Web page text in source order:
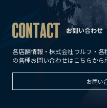
お問い合わせ
各店舗情報・株式会社ウルフ・
の各種お問い合わせはこちらから
お問い